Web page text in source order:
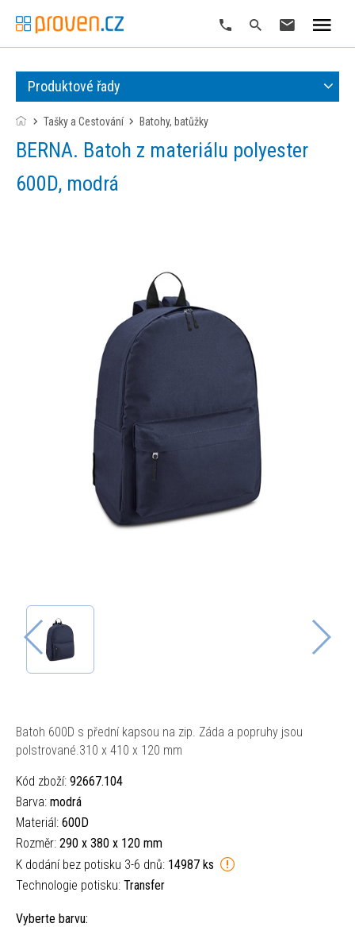
Produktové řady
Tašky a Cestování batohy, batůžky
BERNA. Batoh z materiálu polyester
600D, modrá
Batoh 600D s přední kapsou na zip. Záda a popruhy jsou
polstrované.310 x 410 x 120 mm
Kód zboží: 92667.104
Barva: modrá
Materiál: 600D
Rozměr: 290 x 380 x 120 mm
K dodání bez potisku 3-6 dnů: 14987 ks
Technologie potisku: Transfer
Vyberte barvu: